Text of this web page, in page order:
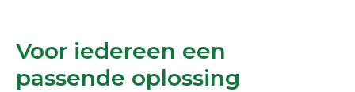
Voor iedereen een
passende oplossing